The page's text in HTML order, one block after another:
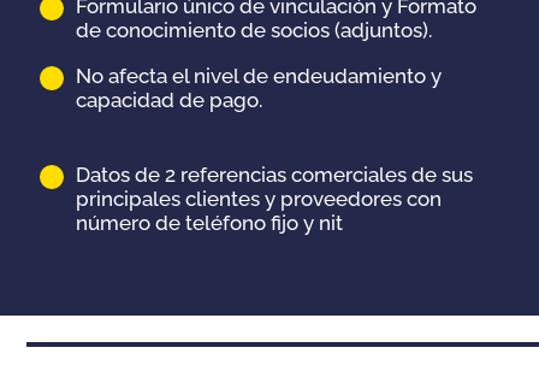
Formulario único de vinculación y Formato
de conocimiento de socios (adjuntos).
No afecta el nivel de endeudamiento y
capacidad de pago.
Datos de 2 referencias comerciales de sus
principales clientes y proveedores con
número de teléfono fijo y nit